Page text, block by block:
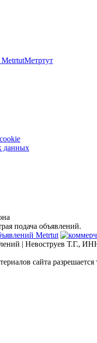
Метртут
данных
подача объявлений.
| Невоструев Т.Г.,
сайта